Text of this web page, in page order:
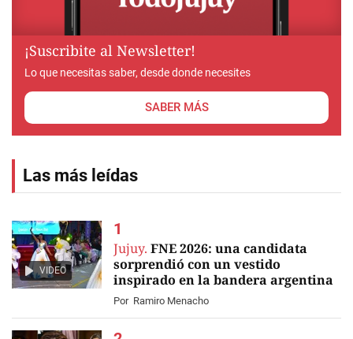
¡Suscribite al Newsletter!
Lo que necesitas saber, desde donde necesites
SABER MÁS
Las más leídas
VIDEO
Jujuy. FNE 2026: una candidata
sorprendió con un vestido
inspirado en la bandera argentina
Por Ramiro Menacho